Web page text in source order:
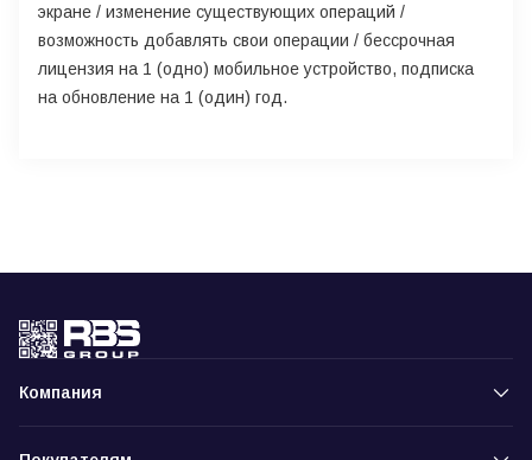
экране / изменение существующих операций /
возможность добавлять свои операции / бессрочная
лицензия на 1 (одно) мобильное устройство, подписка
на обновление на 1 (один) год.
Компания